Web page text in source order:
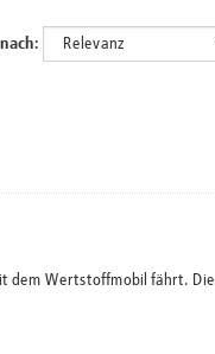
dem Wertstoffmobil fährt. Die